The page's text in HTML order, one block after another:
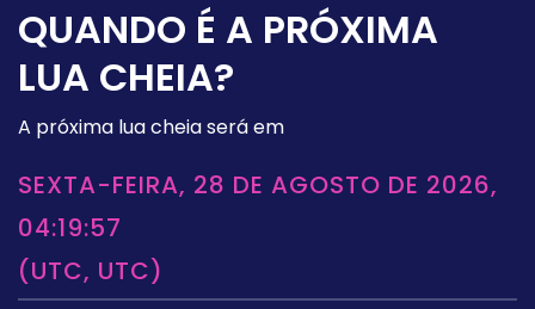
QUANDO É A PRÓXIMA
LUA CHEIA?
A próxima lua cheia será em
SEXTA-FEIRA, 28 DE AGOSTO DE 2026,
04:19:57
(UTC, UTC)